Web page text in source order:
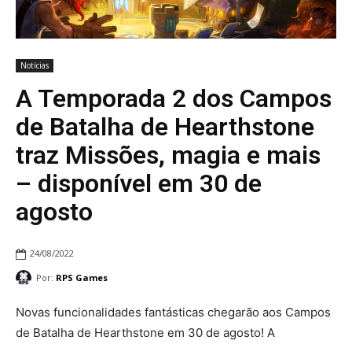
Notícias
A Temporada 2 dos Campos
de Batalha de Hearthstone
traz Missões, magia e mais
– disponível em 30 de
agosto
24/08/2022
Por: RPS Games
Novas funcionalidades fantásticas chegarão aos Campos
de Batalha de Hearthstone em 30 de agosto! A